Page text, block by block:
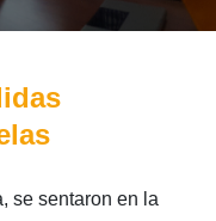
se sentaron en la